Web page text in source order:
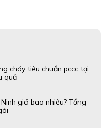
cháy tiêu chuẩn pccc tại
quả
giá bao nhiêu? Tổng